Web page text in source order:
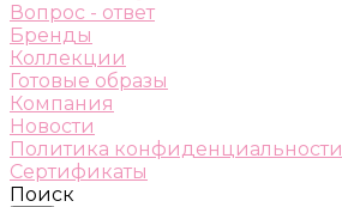
Вопрос - ответ
Бренды
Коллекции
Готовые образы
Компания
Новости
Политика конфиденциальности
Сертификаты
Поиск